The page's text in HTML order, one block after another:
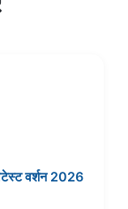
वर्शन 2026